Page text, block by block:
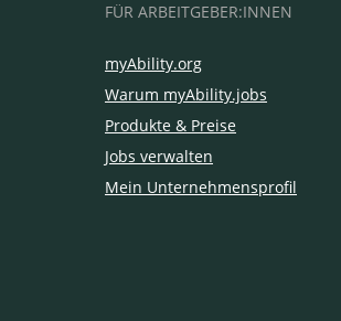
FÜR ARBEITGEBER:INNEN
myAbility.org
Warum myAbility.jobs
Produkte & Preise
Jobs verwalten
Mein Unternehmensprofil